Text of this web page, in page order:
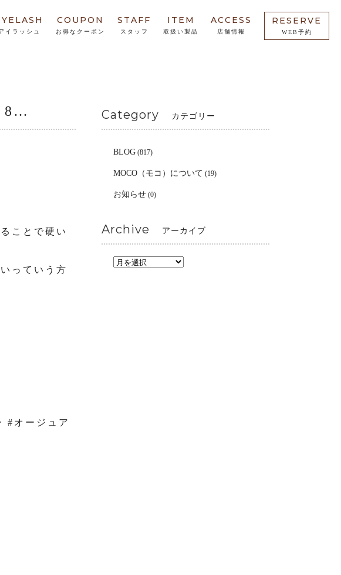
イラッシュ
COUPON
お得なクーポン
STAFF
スタッフ
ITEM
取扱い製品
ACCESS
店舗情報
RESERVE
WEB予約
8…
ことで硬い
っていう方
#オージュア
Category カテゴリー
BLOG (817)
MOCO（モコ）について (19)
お知らせ (0)
Archive アーカイブ